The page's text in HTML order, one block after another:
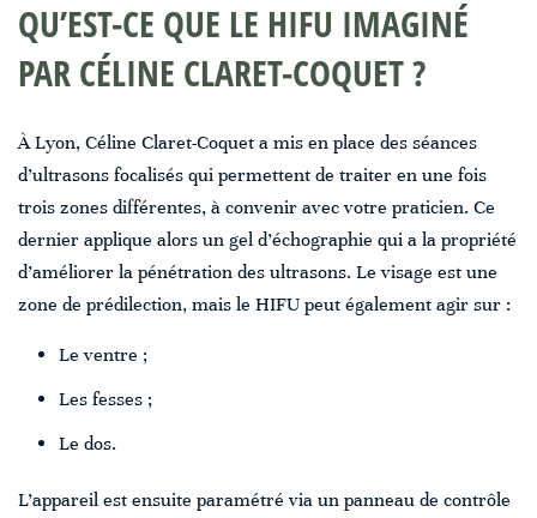
QU’EST-CE QUE LE HIFU IMAGINÉ
PAR CÉLINE CLARET-COQUET ?
À Lyon, Céline Claret-Coquet a mis en place des séances
d’ultrasons focalisés qui permettent de traiter en une fois
trois zones différentes, à convenir avec votre praticien. Ce
dernier applique alors un gel d’échographie qui a la propriété
d’améliorer la pénétration des ultrasons. Le visage est une
zone de prédilection, mais le HIFU peut également agir sur :
Le ventre ;
Les fesses ;
Le dos.
L’appareil est ensuite paramétré via un panneau de contrôle